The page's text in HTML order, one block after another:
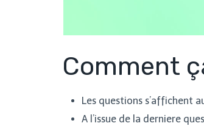
Comment
Les questions s’affichent
A l’issue de la derniere